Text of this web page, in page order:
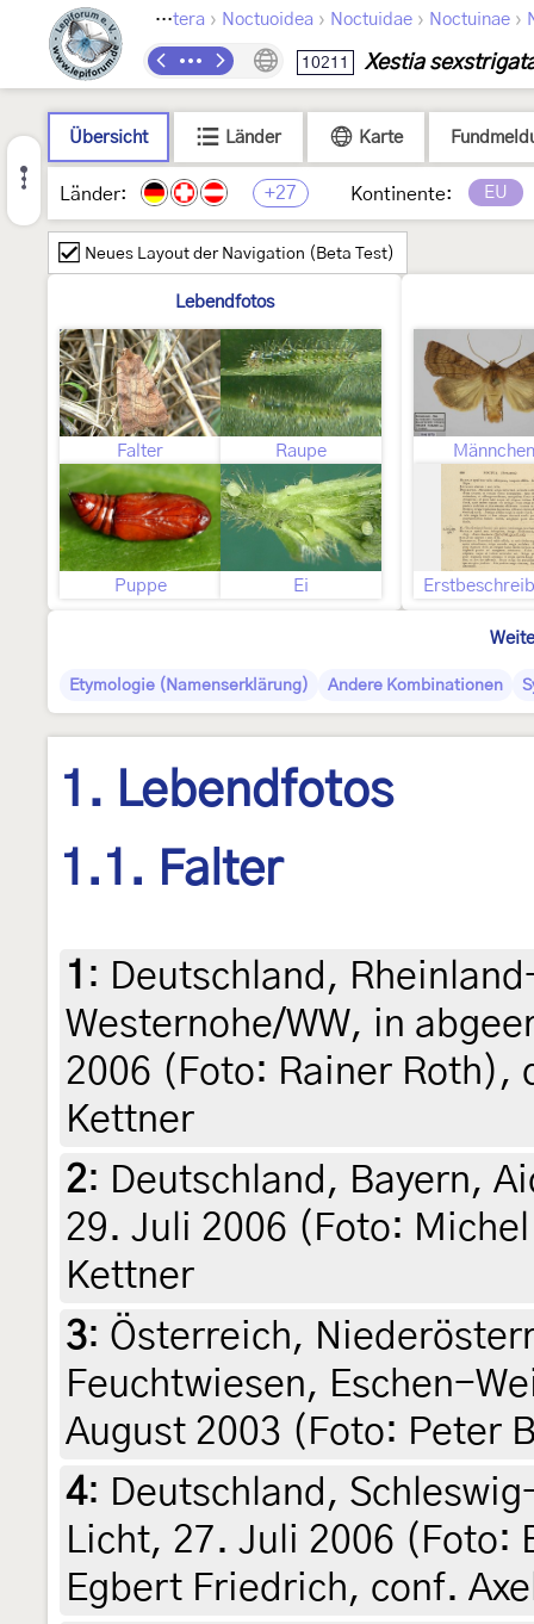
Lepidoptera › Noctuoidea › Noctuidae › Noctuinae ›
10211 Xestia
Übersicht Länder Karte
Länder: +27 Kontinente: EU
Neues Layout der Navigation (Beta Test)
Lebendfotos
Falter Raupe
Puppe Ei
Männchen
Etymologie (Namenserklärung) Andere Kombinationen
1. Lebendfotos
1.1. Falter
1 : Deutschland,
Westernohe/WW, in
2006 (Foto: Rainer Roth),
Kettner
2: Deutschland, Bayern,
29. Juli 2006 (Foto:
Kettner
3: Österreich,
Feuchtwiesen, Eschen-
August 2003 (Foto: Peter
4: Deutschland,
Licht, 27. Juli 2006
Egbert Friedrich, conf.